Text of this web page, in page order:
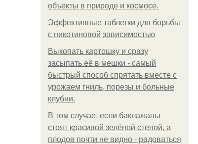
объекты в природе и космосе.
Эффективные таблетки для борьбы
с никотиновой зависимостью
Выкопать картошку и сразу
засыпать её в мешки - самый
быстрый способ спрятать вместе с
урожаем гниль, порезы и больные
клубни.
В том случае, если баклажаны
стоят красивой зелёной стеной, а
плодов почти не видно - радоваться